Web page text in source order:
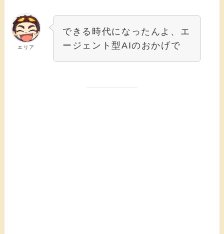
エリア
できる時代になったんよ、エ
ージェント型AIのおかげで